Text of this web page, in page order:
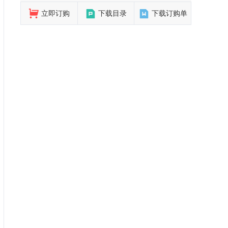
立即订购 下载目录 下载订购单